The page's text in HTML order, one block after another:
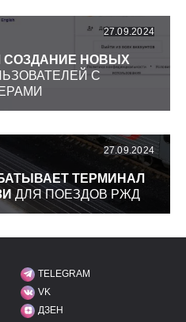
27.09.2024
СОЗДАНИЕ НОВЫХ
С
27.09.2024
ТЕРМИНАЛ
ДЛЯ ПОЕЗДОВ РЖД
МЫ В СОЦИАЛЬНЫХ
TELEGRAM
VK
ДЗЕН